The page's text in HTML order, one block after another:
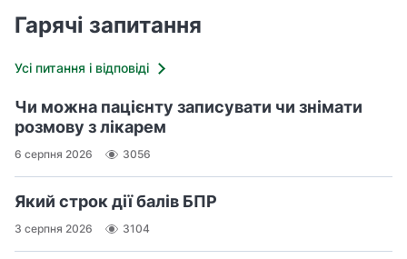
Гарячі запитання
Усі питання і відповіді
Чи можна пацієнту записувати чи знімати
розмову з лікарем
6 серпня 2026 3056
Який строк дії балів БПР
3 серпня 2026 3104